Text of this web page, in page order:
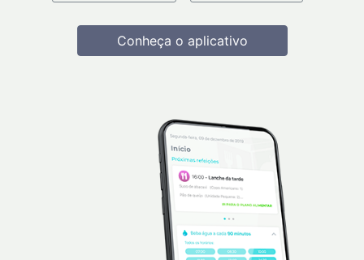
Conheça o aplicativo